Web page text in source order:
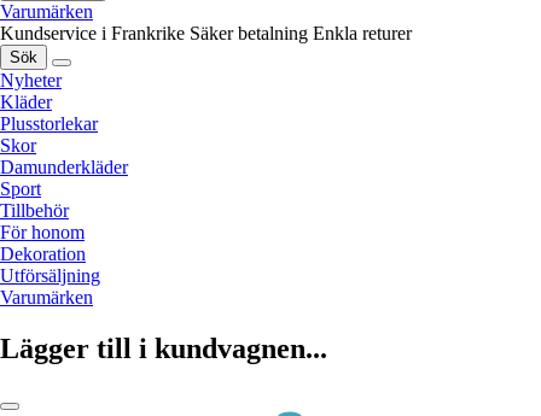
Varumärken
Kundservice i Frankrike Säker betalning Enkla returer
Sök
Nyheter
Kläder
Plusstorlekar
Skor
Damunderkläder
Sport
Tillbehör
För honom
Dekoration
Utförsäljning
Varumärken
Lägger till i kundvagnen...